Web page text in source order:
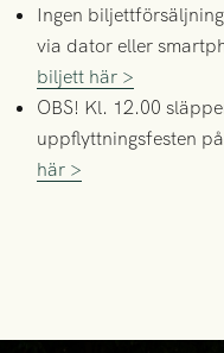
Ingen
via dator eller
biljett här >
OBS! Kl. 12.00
uppflyttningsfesten
här >